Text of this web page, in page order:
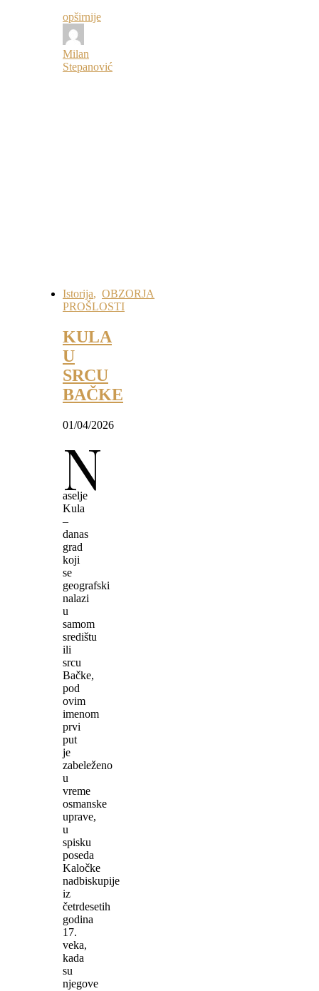
opširnije
Milan
Stepanović
Istorija, OBZORJA
PROŠLOSTI
KULA
U
SRCU
BAČKE
01/04/2026
N
aselje
Kula
–
danas
grad
koji
se
geografski
nalazi
u
samom
središtu
ili
srcu
Bačke,
pod
ovim
imenom
prvi
put
je
zabeleženo
u
vreme
osmanske
uprave,
u
spisku
poseda
Kaločke
nadbiskupije
iz
četrdesetih
godina
17.
veka,
kada
su
njegove